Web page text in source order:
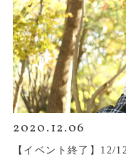
2020.12.06
【イベント終了】12/